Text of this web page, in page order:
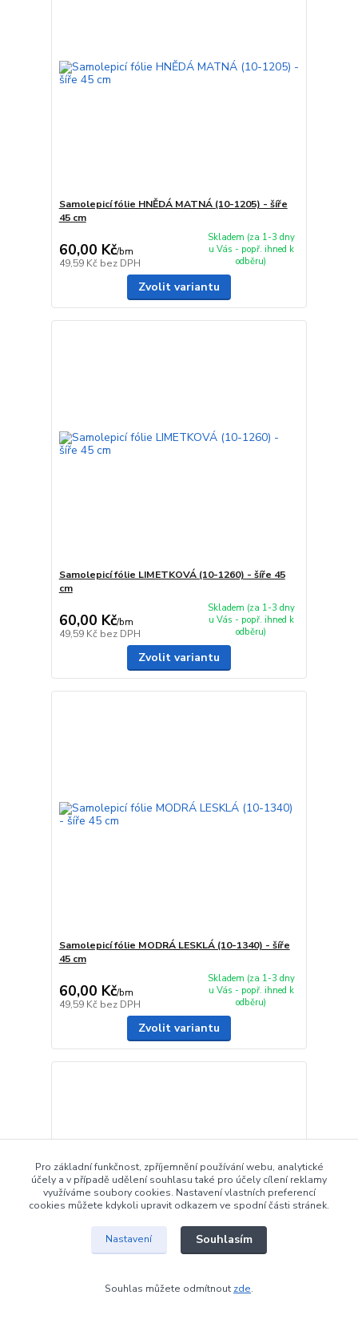
Samolepicí fólie HNĚDÁ MATNÁ (10-1205) - šíře
45 cm
60,00 Kč/bm
49,59 Kč bez DPH
Skladem (za 1-3 dny
u Vás - popř. ihned k
odběru)
Zvolit variantu
Samolepicí fólie LIMETKOVÁ (10-1260) - šíře 45
cm
60,00 Kč/bm
49,59 Kč bez DPH
Skladem (za 1-3 dny
u Vás - popř. ihned k
odběru)
Zvolit variantu
Samolepicí fólie MODRÁ LESKLÁ (10-1340) - šíře
45 cm
60,00 Kč/bm
49,59 Kč bez DPH
Skladem (za 1-3 dny
u Vás - popř. ihned k
odběru)
Zvolit variantu
Pro základní funkčnost, zpříjemnění používání webu, analytické
účely a v případě udělení souhlasu také pro účely cílení reklamy
využíváme soubory cookies. Nastavení vlastních preferencí
cookies můžete kdykoli upravit odkazem ve spodní části stránek.
Nastavení Souhlasím
Souhlas můžete odmítnout zde.